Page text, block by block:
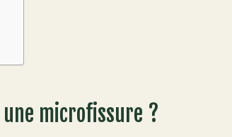
microfissure ?